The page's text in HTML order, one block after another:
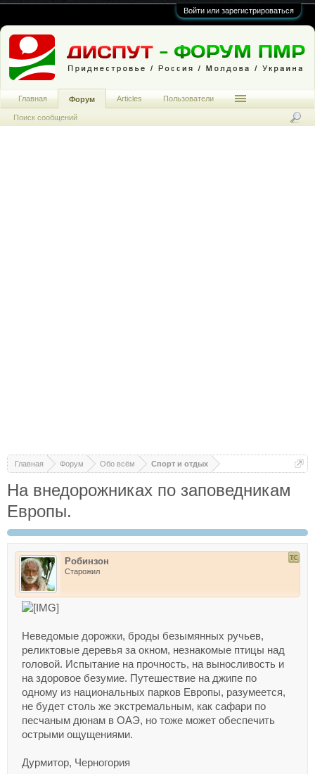
Войти или зарегистрироваться
Главная Форум Обо всём Спорт и отдых
На внедорожниках по заповедникам
Европы.
Робинзон
Старожил
Неведомые дорожки, броды безымянных ручьев,
реликтовые деревья за окном, незнакомые птицы над
головой. Испытание на прочность, на выносливость и
на здоровое безумие. Путешествие на джипе по
одному из национальных парков Европы, разумеется,
не будет столь же экстремальным, как сафари по
песчаным дюнам в ОАЭ, но тоже может обеспечить
острыми ощущениями.
Дурмитор, Черногория
Главная Форум
Поиск сообщений
Articles Пользователи